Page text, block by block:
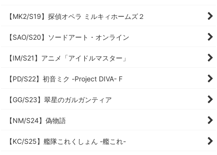
【MK2/S19】探偵オペラ ミルキィホームズ２
【SAO/S20】ソードアート・オンライン
【IM/S21】アニメ「アイドルマスター」
【PD/S22】初音ミク -Project DIVA- F
【GG/S23】翠星のガルガンティア
【NM/S24】偽物語
【KC/S25】艦隊これくしょん -艦これ-